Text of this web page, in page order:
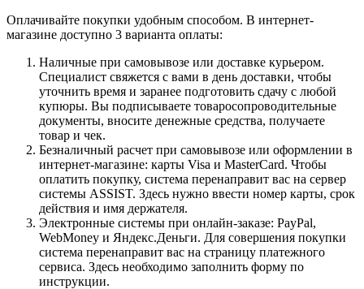
Оплачивайте покупки удобным способом. В интернет-
магазине доступно 3 варианта оплаты:
Наличные при самовывозе или доставке курьером.
Специалист свяжется с вами в день доставки, чтобы
уточнить время и заранее подготовить сдачу с любой
купюры. Вы подписываете товаросопроводительные
документы, вносите денежные средства, получаете
товар и чек.
Безналичный расчет при самовывозе или оформлении в
интернет-магазине: карты Visa и MasterCard. Чтобы
оплатить покупку, система перенаправит вас на сервер
системы ASSIST. Здесь нужно ввести номер карты, срок
действия и имя держателя.
Электронные системы при онлайн-заказе: PayPal,
WebMoney и Яндекс.Деньги. Для совершения покупки
система перенаправит вас на страницу платежного
сервиса. Здесь необходимо заполнить форму по
инструкции.